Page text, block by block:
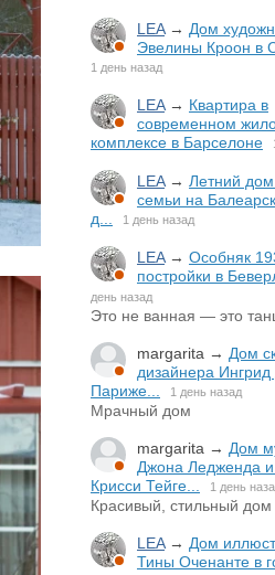
LEA→ Дом
Эвелины Кроон в
1 день назад
LEA→ Квартира в
современном
комплексе в Барселоне
LEA→ Летний
семьи на
д...
1 день назад
LEA→ Особняк
постройки в
день назад
Это не ванная — это
margarita → Дом
дизайнера
Париже...
1 день назад
Мрачный дом
margarita → Дом
Джона Ледженда
Крисси Тейге...
1 день
Красивый, стильный дом
LEA→ Дом
Тины Оченанте в